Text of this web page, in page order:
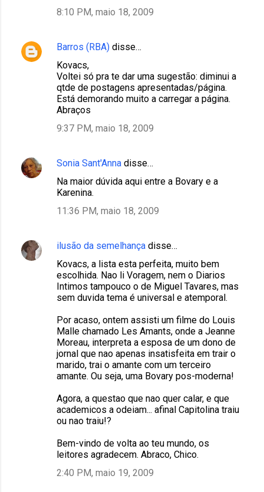
8:10 PM, maio 18, 2009
Barros (RBA) disse…
Kovacs,
Voltei só pra te dar uma sugestão: diminui a
qtde de postagens apresentadas/página.
Está demorando muito a carregar a página.
Abraços
9:37 PM, maio 18, 2009
Sonia Sant'Anna disse…
Na maior dúvida aqui entre a Bovary e a
Karenina.
11:36 PM, maio 18, 2009
ilusão da semelhança disse…
Kovacs, a lista esta perfeita, muito bem
escolhida. Nao li Voragem, nem o Diarios
Intimos tampouco o de Miguel Tavares, mas
sem duvida tema é universal e atemporal.
Por acaso, ontem assisti um filme do Louis
Malle chamado Les Amants, onde a Jeanne
Moreau, interpreta a esposa de um dono de
jornal que nao apenas insatisfeita em trair o
marido, trai o amante com um terceiro
amante. Ou seja, uma Bovary pos-moderna!
Agora, a questao que nao quer calar, e que
academicos a odeiam... afinal Capitolina traiu
ou nao traiu!?
Bem-vindo de volta ao teu mundo, os
leitores agradecem. Abraco, Chico.
2:40 PM, maio 19, 2009